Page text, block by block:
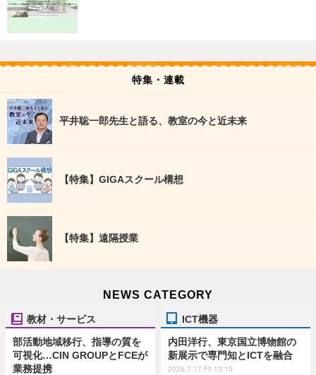
特集・連載
平井聡一郎先生と語る、教室の今と近未来
【特集】GIGAスクール構想
【特集】遠隔授業
NEWS CATEGORY
教材・サービス
部活動地域移行、指導の質を
可視化…CIN GROUPとFCEが
業務提携
ICT機器
内田洋行、東京国立博物館の
新展示で専門知とICTを融合
2026.7.17 Fri 13:15